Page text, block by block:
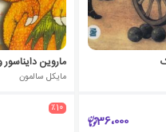
36،000
مایکل سالمون
٪10